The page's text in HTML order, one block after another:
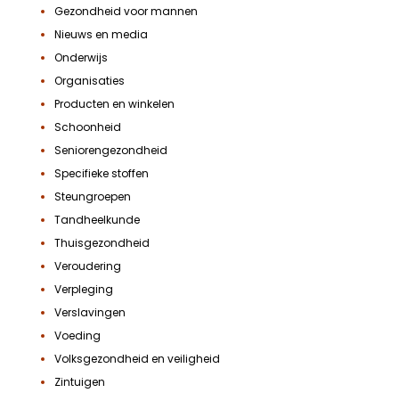
Gezondheid voor mannen
Nieuws en media
Onderwijs
Organisaties
Producten en winkelen
Schoonheid
Seniorengezondheid
Specifieke stoffen
Steungroepen
Tandheelkunde
Thuisgezondheid
Veroudering
Verpleging
Verslavingen
Voeding
Volksgezondheid en veiligheid
Zintuigen